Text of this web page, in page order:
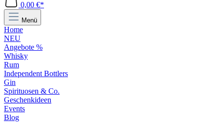
0,00 €*
Menü
Home
NEU
Angebote %
Whisky
Rum
Independent Bottlers
Gin
Spirituosen & Co.
Geschenkideen
Events
Blog